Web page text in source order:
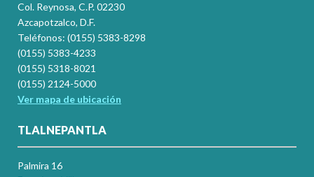
Col. Reynosa, C.P. 02230
Azcapotzalco, D.F.
Teléfonos: (0155) 5383-8298
(0155) 5383-4233
(0155) 5318-8021
(0155) 2124-5000
Ver mapa de ubicación
TLALNEPANTLA
Palmira 16